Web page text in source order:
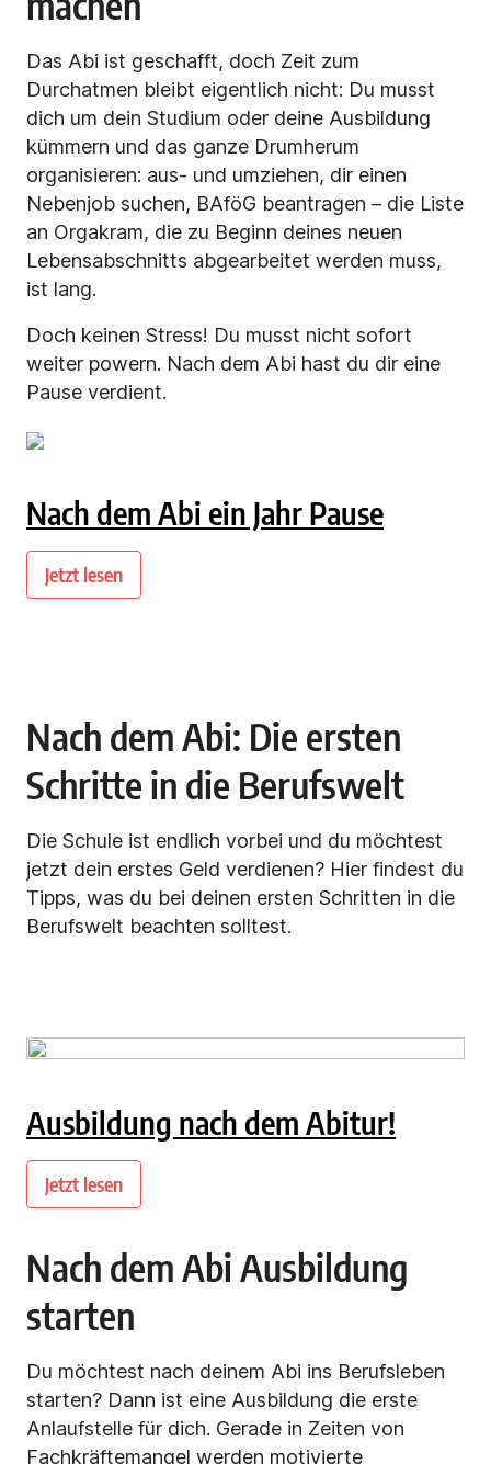
Das Abi ist geschafft, doch Zeit zum
Durchatmen bleibt eigentlich nicht: Du musst
dich um dein Studium oder deine Ausbildung
kümmern und das ganze Drumherum
organisieren: aus- und umziehen, dir einen
Nebenjob suchen, BAföG beantragen – die Liste
an Orgakram, die zu Beginn deines neuen
Lebensabschnitts abgearbeitet werden muss,
ist lang.
Doch keinen Stress! Du musst nicht sofort
weiter powern. Nach dem Abi hast du dir eine
Pause verdient.
Nach dem Abi ein Jahr Pause
Jetzt lesen
Nach dem Abi: Die ersten
Schritte in die Berufswelt
Die Schule ist endlich vorbei und du möchtest
jetzt dein erstes Geld verdienen? Hier findest du
Tipps, was du bei deinen ersten Schritten in die
Berufswelt beachten solltest.
Ausbildung nach dem Abitur!
Jetzt lesen
Nach dem Abi Ausbildung
starten
Du möchtest nach deinem Abi ins Berufsleben
starten? Dann ist eine Ausbildung die erste
Anlaufstelle für dich. Gerade in Zeiten von
Fachkräftemangel werden motivierte